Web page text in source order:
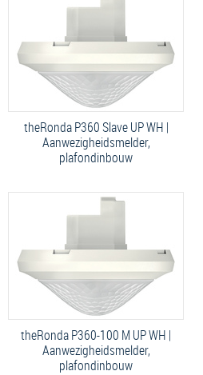
theRonda P360 Slave UP WH |
Aanwezigheidsmelder,
plafondinbouw
theRonda P360-100 M UP WH |
Aanwezigheidsmelder,
plafondinbouw